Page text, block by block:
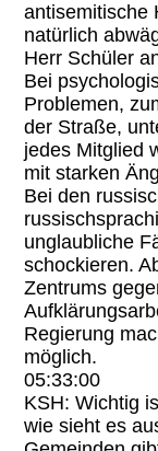
antisemitische
natürlich
Herr Schüler
Bei
Problemen,
der Straße,
jedes Mitglied
mit starken
Bei den
unglaubliche
schockieren.
Zentrums
Regierung
möglich.
05:33:00
KSH: Wichtig
wie sieht es